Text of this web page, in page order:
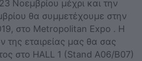
Νοεμβρίου μέχρι και την
θα συμμετέχουμε στην
στο Metropolitan Expo . Η
εταιρείας μας θα σας
στο HALL 1 (Stand A06/B07)